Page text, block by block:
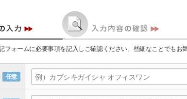
フォームに必要事項を記入しご確認ください。些細なことでもお
任意